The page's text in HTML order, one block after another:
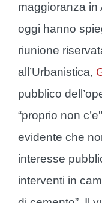
maggioranza in
oggi hanno
riunione
all’Urbanistica,
pubblico
“proprio non
evidente che
interesse
interventi in